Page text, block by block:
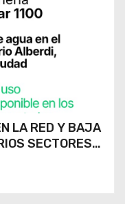
LA RED Y BAJA
SECTORES